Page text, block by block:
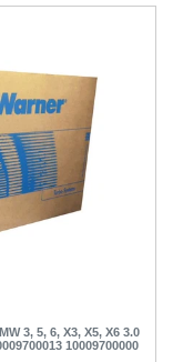
3, 5, 6, X3, X5, X6 3.0
10009700000